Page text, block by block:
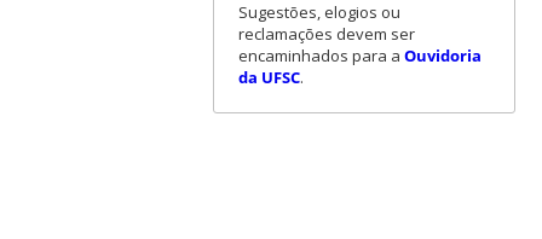
Sugestões, elogios ou
reclamações devem ser
encaminhados para a Ouvidoria
da UFSC.